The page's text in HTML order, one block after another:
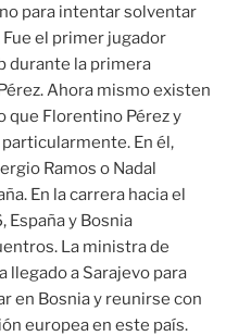
para intentar solventar
el primer jugador
durante la primera
Ahora mismo existen
que Florentino Pérez y
En él,
Ramos o Nadal
En la carrera hacia el
España y Bosnia
La ministra de
llegado a Sarajevo para
en Bosnia y reunirse con
europea en este país.